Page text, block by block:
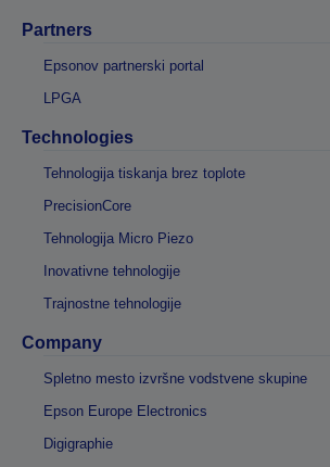
Partners
Epsonov partnerski portal
LPGA
Technologies
Tehnologija tiskanja brez toplote
PrecisionCore
Tehnologija Micro Piezo
Inovativne tehnologije
Trajnostne tehnologije
Company
Spletno mesto izvršne vodstvene skupine
Epson Europe Electronics
Digigraphie